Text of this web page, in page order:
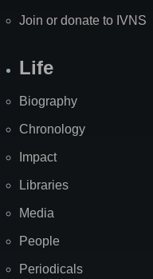
Join or donate to IVNS
Life
Biography
Chronology
Impact
Libraries
Media
People
Periodicals